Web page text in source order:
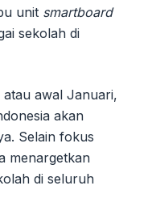
unit smartboard
sekolah di
awal Januari,
akan
Selain fokus
menargetkan
di seluruh